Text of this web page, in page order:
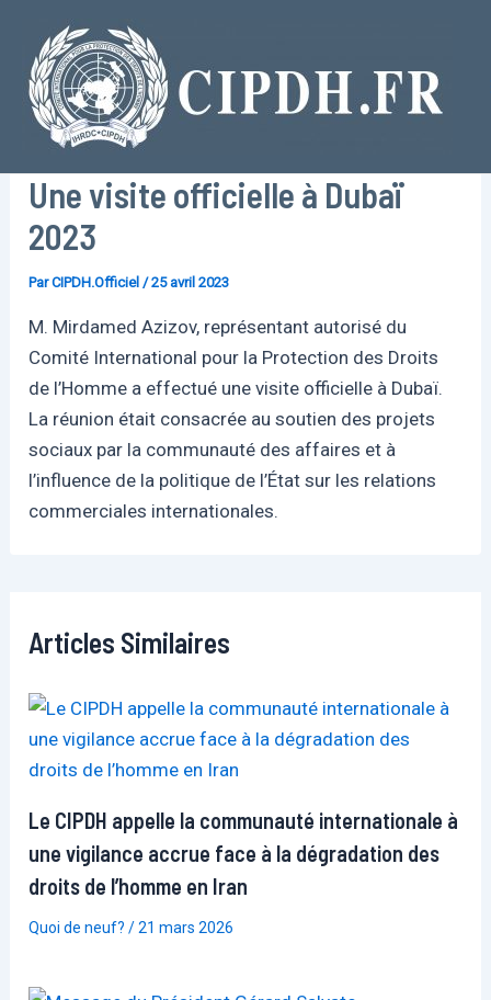
contenu
Une visite officielle à Dubaï
2023
ParCIPDH.Officiel/25 avril 2023
M. Mirdamed Azizov, représentant autorisé du
Comité International pour la Protection des Droits
de l’Homme a effectué une visite officielle à Dubaï.
La réunion était consacrée au soutien des projets
sociaux par la communauté des affaires et à
l’influence de la politique de l’État sur les relations
commerciales internationales.
Articles Similaires
Le CIPDH appelle la communauté internationale à
une vigilance accrue face à la dégradation des
droits de l’homme en Iran
Quoi de neuf? /21 mars 2026